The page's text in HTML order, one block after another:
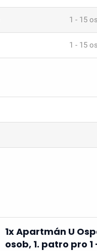
1 - 15
1 - 15
1x Apartmán U
osob, 1. patro pro 1